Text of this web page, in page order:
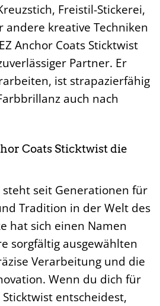
Freistil-Stickerei,
andere kreative Techniken
Anchor Coats Sticktwist
Partner. Er
ist strapazierfähig
auch nach
Coats Sticktwist die
steht seit Generationen für
Tradition in der Welt des
hat sich einen Namen
sorgfältig ausgewählten
Verarbeitung und die
Wenn du dich für
Sticktwist entscheidest,